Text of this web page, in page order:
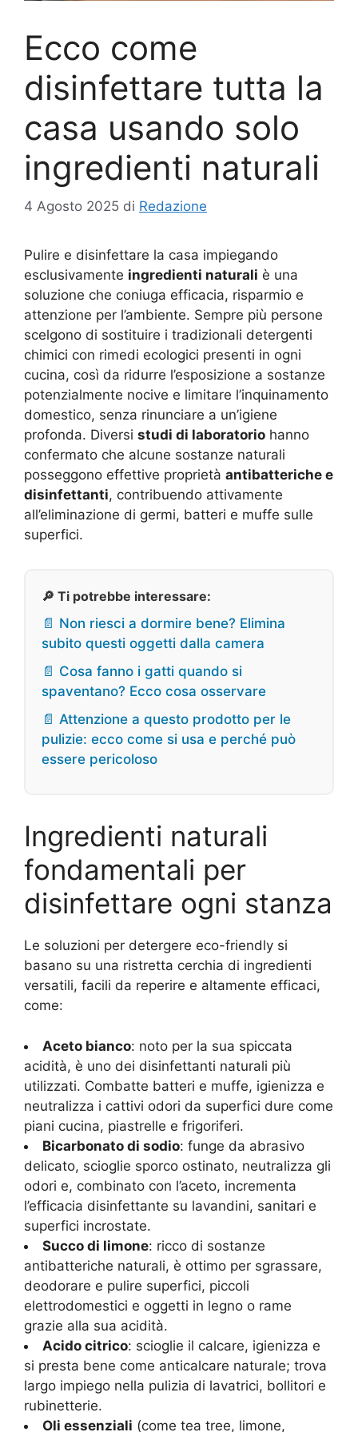
Ecco come
disinfettare tutta la
casa usando solo
ingredienti naturali
4 Agosto 2025 di Redazione
Pulire e disinfettare la casa impiegando
esclusivamente ingredienti naturali è una
soluzione che coniuga efficacia, risparmio e
attenzione per l’ambiente. Sempre più persone
scelgono di sostituire i tradizionali detergenti
chimici con rimedi ecologici presenti in ogni
cucina, così da ridurre l’esposizione a sostanze
potenzialmente nocive e limitare l’inquinamento
domestico, senza rinunciare a un’igiene
profonda. Diversi studi di laboratorio hanno
confermato che alcune sostanze naturali
posseggono effettive proprietà antibatteriche e
disinfettanti, contribuendo attivamente
all’eliminazione di germi, batteri e muffe sulle
superfici.
🔎 Ti potrebbe interessare:
📄 Non riesci a dormire bene? Elimina
subito questi oggetti dalla camera
📄 Cosa fanno i gatti quando si
spaventano? Ecco cosa osservare
📄 Attenzione a questo prodotto per le
pulizie: ecco come si usa e perché può
essere pericoloso
Ingredienti naturali
fondamentali per
disinfettare ogni stanza
Le soluzioni per detergere eco-friendly si
basano su una ristretta cerchia di ingredienti
versatili, facili da reperire e altamente efficaci,
come:
Aceto bianco: noto per la sua spiccata
acidità, è uno dei disinfettanti naturali più
utilizzati. Combatte batteri e muffe, igienizza e
neutralizza i cattivi odori da superfici dure come
piani cucina, piastrelle e frigoriferi.
Bicarbonato di sodio: funge da abrasivo
delicato, scioglie sporco ostinato, neutralizza gli
odori e, combinato con l’aceto, incrementa
l’efficacia disinfettante su lavandini, sanitari e
superfici incrostate.
Succo di limone: ricco di sostanze
antibatteriche naturali, è ottimo per sgrassare,
deodorare e pulire superfici, piccoli
elettrodomestici e oggetti in legno o rame
grazie alla sua acidità.
Acido citrico: scioglie il calcare, igienizza e
si presta bene come anticalcare naturale; trova
largo impiego nella pulizia di lavatrici, bollitori e
rubinetterie.
Oli essenziali (come tea tree, limone,